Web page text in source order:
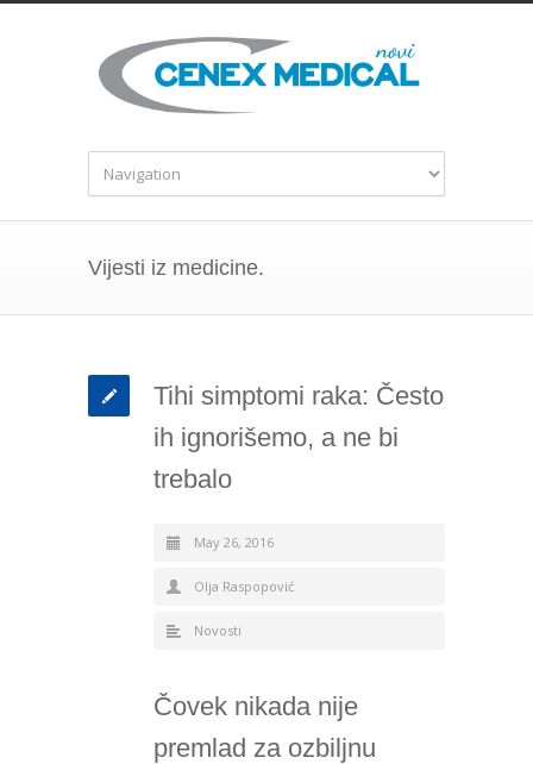
Vijesti iz medicine.
Tihi simptomi raka: Često
ih ignorišemo, a ne bi
trebalo
May 26, 2016
Olja Raspopović
Novosti
Čovek nikada nije
premlad za ozbiljnu